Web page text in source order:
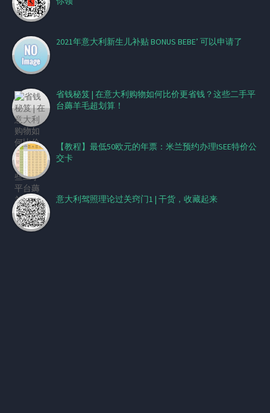
2021年意大利新生儿补贴 BONUS BEBE’ 可以申请了
省钱秘笈 | 在意大利购物如何比价更省钱？这些二手平
台薅羊毛超划算！
【教程】最低50欧元的年票：米兰预约办理ISEE特价公
交卡
意大利驾照理论过关窍门1 | 干货，收藏起来